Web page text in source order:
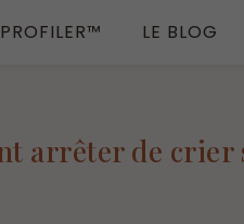
LE BLOG
arrêter de crier